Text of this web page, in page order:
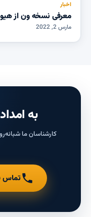
اخبار
معرفی نسخه ون از
مارس 2, 2022
به
کارشناسان ما
تماس